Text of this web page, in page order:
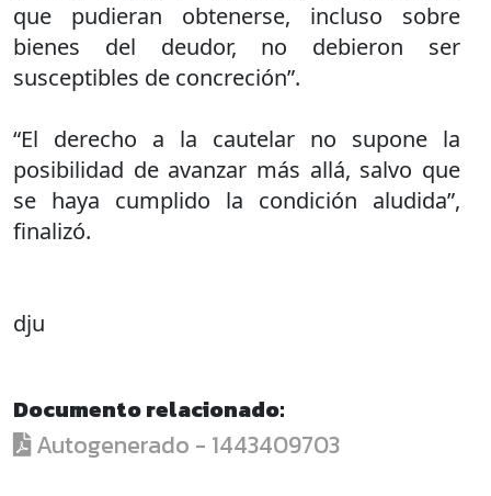
que pudieran obtenerse, incluso sobre
bienes del deudor, no debieron ser
susceptibles de concreción”.
“El derecho a la cautelar no supone la
posibilidad de avanzar más allá, salvo que
se haya cumplido la condición aludida”,
finalizó.
dju
Documento relacionado:
Autogenerado - 1443409703